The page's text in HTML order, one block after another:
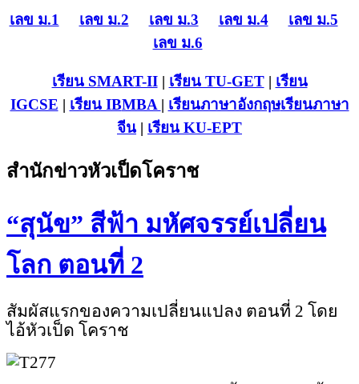
เลข ม.1 เลข ม.2 เลข ม.3 เลข ม.4
เลข ม.5
เลข ม.6
เรียน SMART-II| เรียน TU-GET| เรียน
IGCSE | เรียน IBMBA | เรียนภาษาอังกฤษเรียนภาษา
จีน | เรียน KU-EPT
สำนักข่าวหัวเป็ดโคราช
“สุนัข” สีฟ้า มหัศจรรย์เปลี่ยน
โลก ตอนที่ 2
สัมผัสแรกของความเปลี่ยนแปลง ตอนที่ 2 โดย
ไอ้หัวเป็ด โคราช